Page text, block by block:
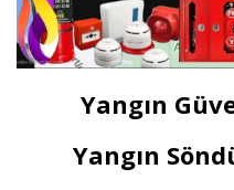
Yangın
Yangın